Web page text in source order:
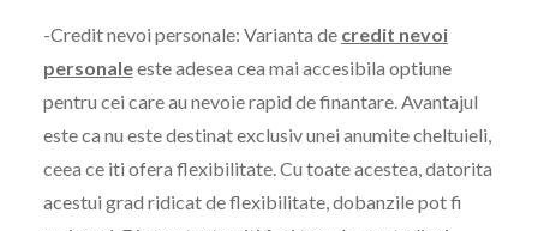
-Credit nevoi personale: Varianta de credit nevoi
personaleeste adesea cea mai accesibila optiune
pentru cei care au nevoie rapid de finantare. Avantajul
este ca nu este destinat exclusiv unei anumite cheltuieli,
ceea ce iti ofera flexibilitate. Cu toate acestea, datorita
acestui grad ridicat de flexibilitate, dobanzile pot fi